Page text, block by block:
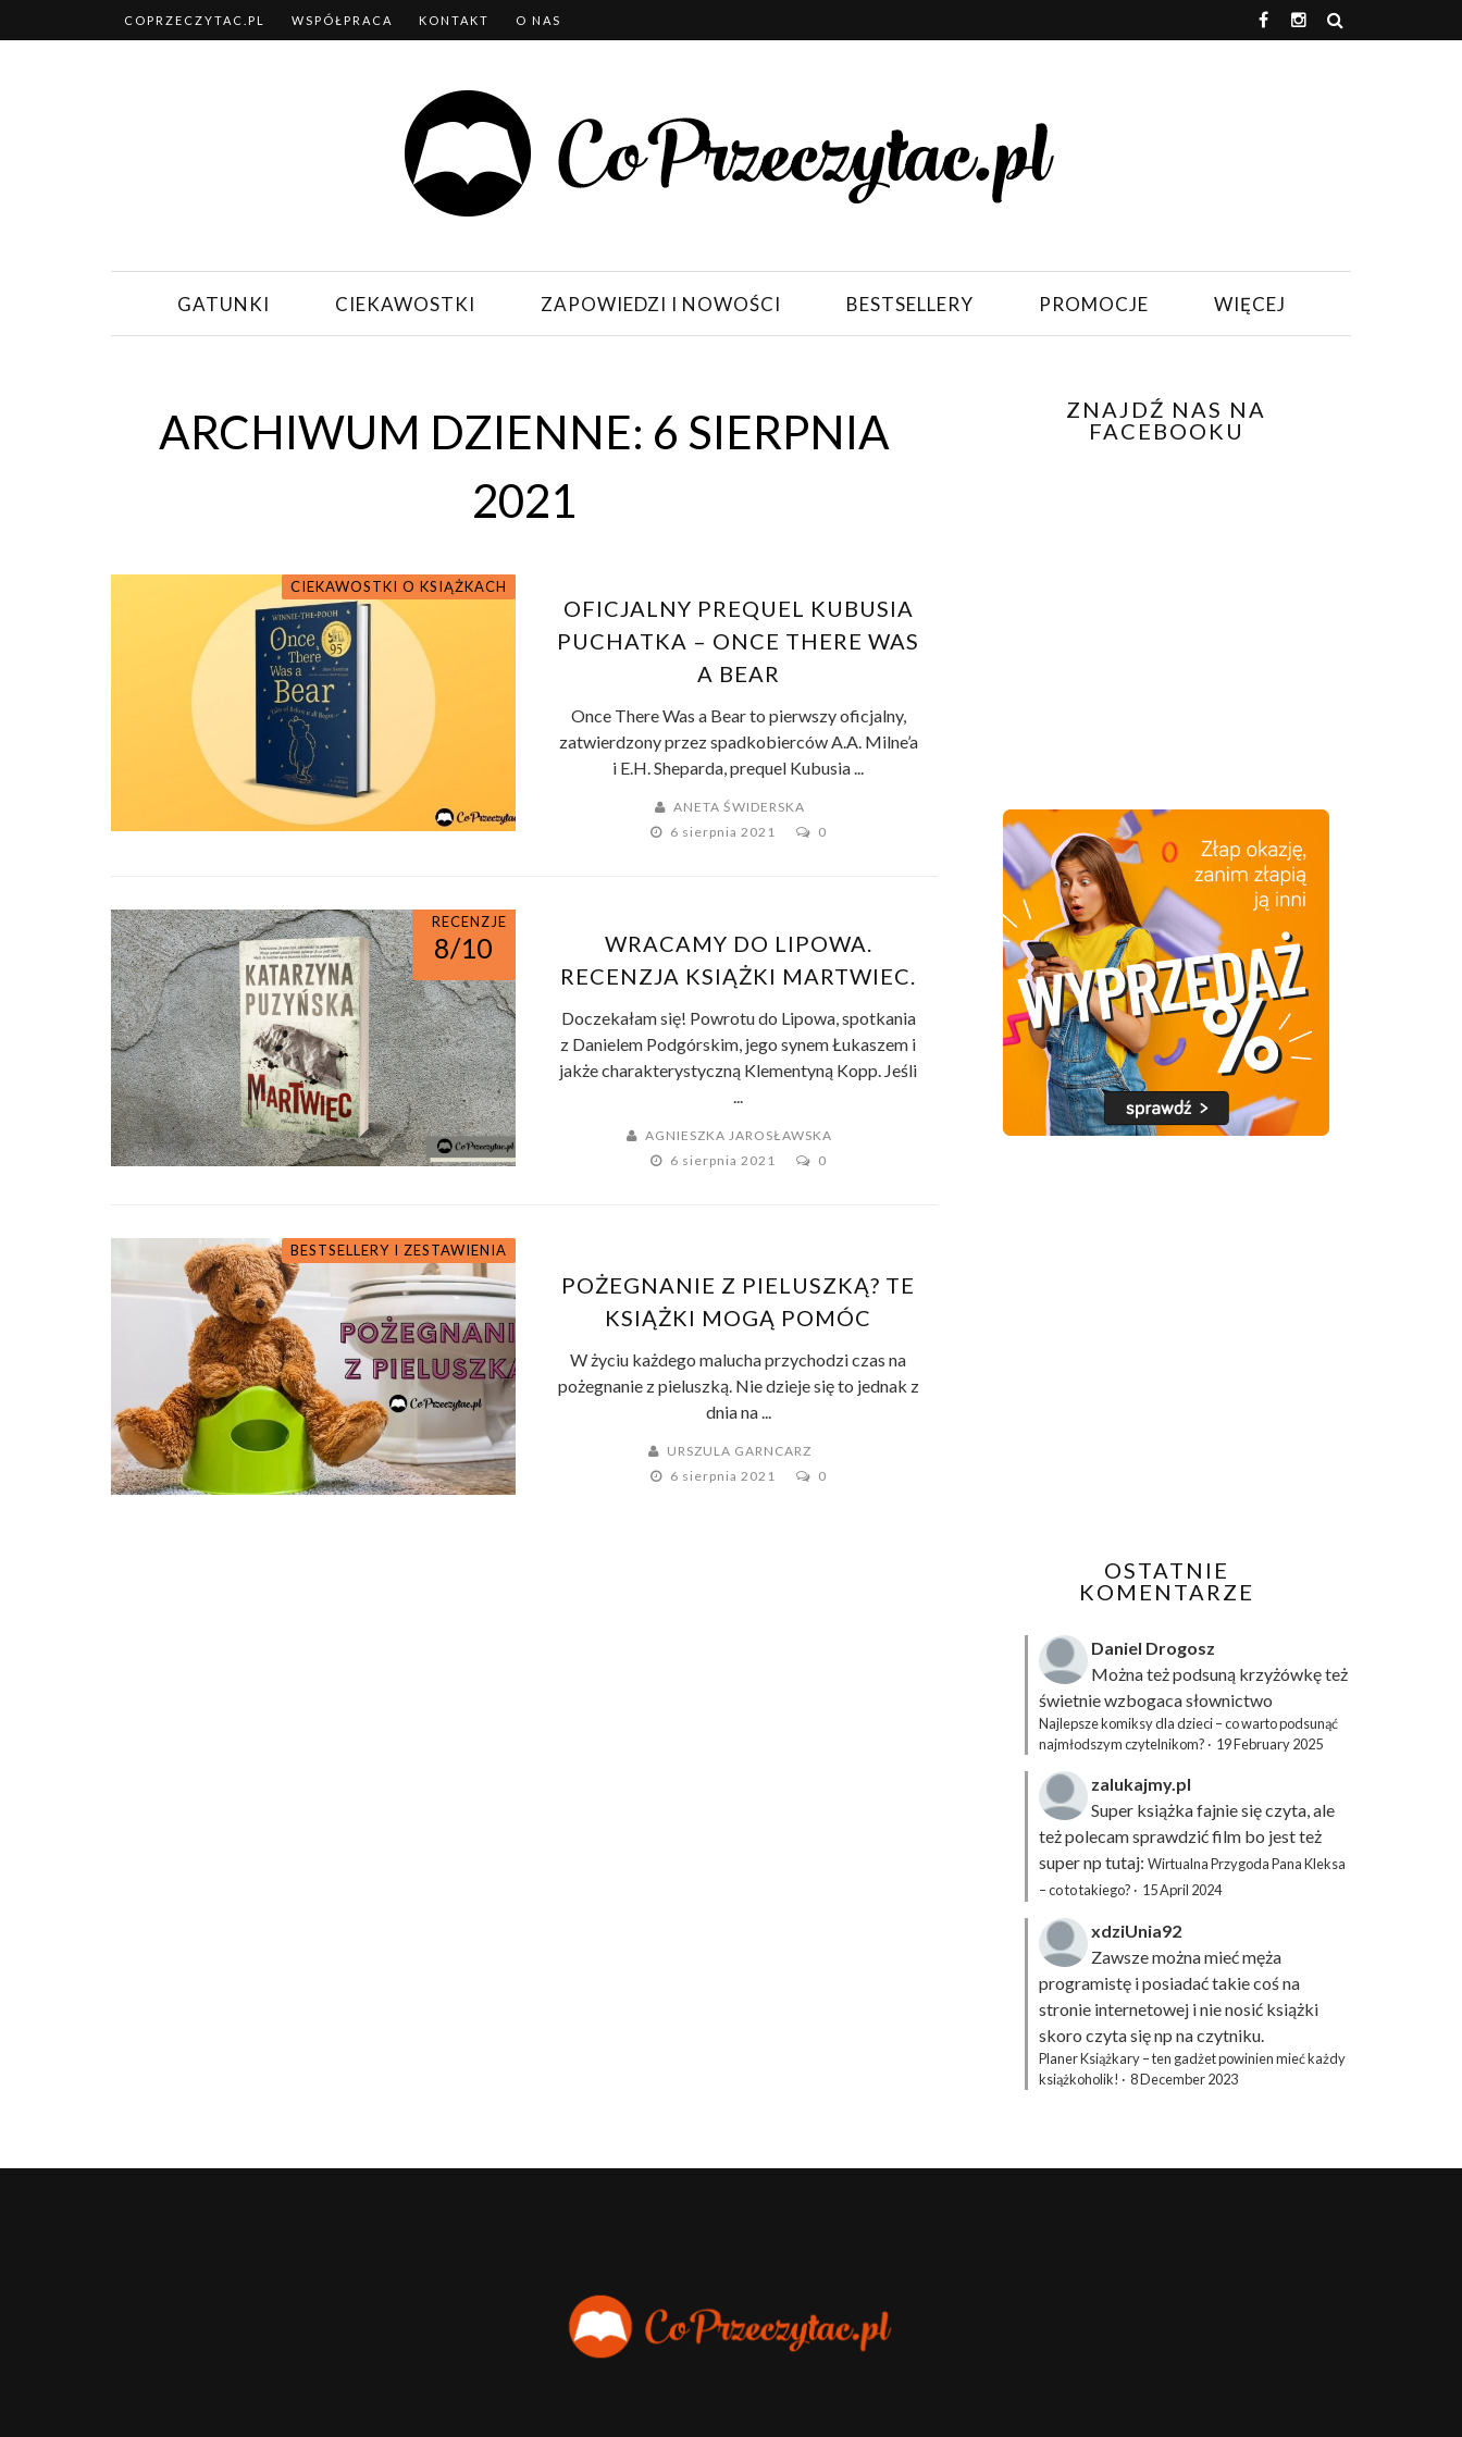
COPRZECZYTAC.PL WSPÓŁPRACA KONTAKT O NAS
GATUNKI CIEKAWOSTKI ZAPOWIEDZI I NOWOŚCI BESTSELLERY PROMOCJE WIĘCEJ
ARCHIWUM DZIENNE: 6 SIERPNIA
2021
CIEKAWOSTKI O KSIĄŻKACH
OFICJALNY PREQUEL KUBUSIA
PUCHATKA – ONCE THERE WAS
A BEAR
Once There Was a Bear to pierwszy oficjalny,
zatwierdzony przez spadkobierców A.A. Milne’a
i E.H. Sheparda, prequel Kubusia ...
ANETA ŚWIDERSKA
6 sierpnia 2021
0
RECENZJE
8/10
WRACAMY DO LIPOWA.
RECENZJA KSIĄŻKI MARTWIEC.
Doczekałam się! Powrotu do Lipowa, spotkania
z Danielem Podgórskim, jego synem Łukaszem i
jakże charakterystyczną Klementyną Kopp. Jeśli
...
AGNIESZKA JAROSŁAWSKA
6 sierpnia 2021
0
BESTSELLERY I ZESTAWIENIA
POŻEGNANIE Z PIELUSZKĄ? TE
KSIĄŻKI MOGĄ POMÓC
W życiu każdego malucha przychodzi czas na
pożegnanie z pieluszką. Nie dzieje się to jednak z
dnia na ...
URSZULA GARNCARZ
6 sierpnia 2021
0
ZNAJDŹ NAS NA
FACEBOOKU
OSTATNIE
KOMENTARZE
Daniel Drogosz
Można też podsuną krzyżówkęteż
świetnie wzbogaca słownictwo
Najlepsze komiksy dla dzieci – co warto podsunąć
najmłodszym czytelnikom? · 19 February 2025
zalukajmy.pl
Super książka fajnie się czyta, ale
też polecam sprawdzić film bo jest też
super np tutaj: Wirtualna Przygoda Pana Kleksa
– co to takiego? · 15 April 2024
xdziUnia92
Zawsze można mieć męża
programistę i posiadać takie coś na
stronie internetowej i nie nosić książki
skoro czyta się np na czytniku.
Planer Książkary – ten gadżet powinien mieć każdy
książkoholik! · 8 December 2023